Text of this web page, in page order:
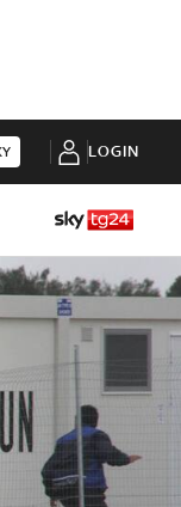
LOGIN